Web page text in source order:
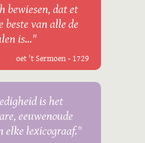
bewiesen, dat et
beste van alle de
is..."
oet 't Sermoen - 1729
is het
eeuwenoude
elke lexicograaf."